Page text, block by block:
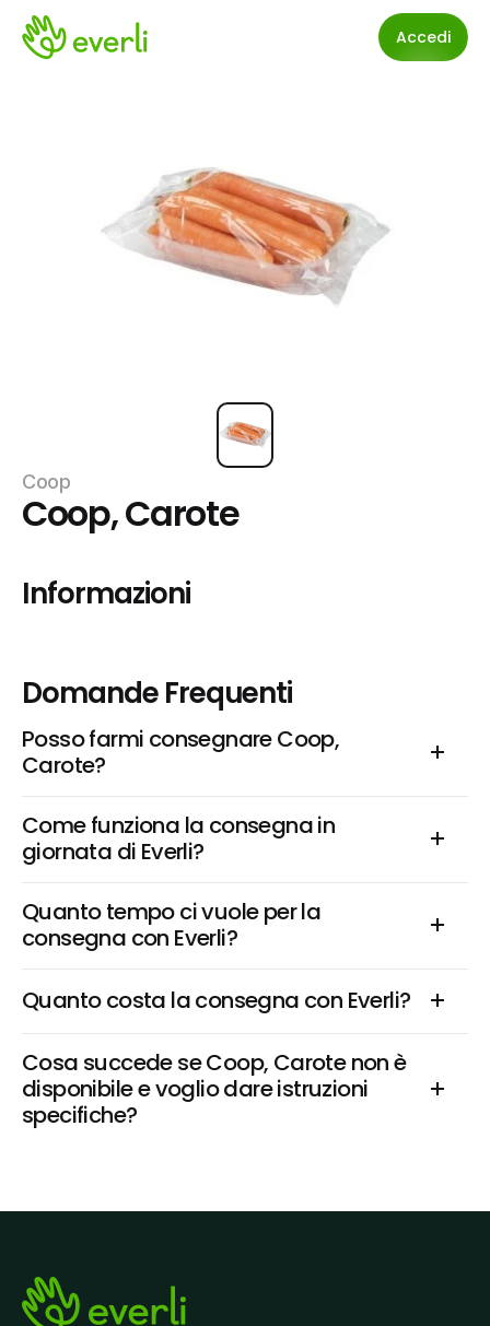
Accedi
Coop
Coop, Carote
Informazioni
Domande Frequenti
Posso farmi consegnare Coop,
Carote?
Come funziona la consegna in
giornata di Everli?
Quanto tempo ci vuole per la
consegna con Everli?
Quanto costa la consegna con Everli?
Cosa succede se Coop, Carote non è
disponibile e voglio dare istruzioni
specifiche?